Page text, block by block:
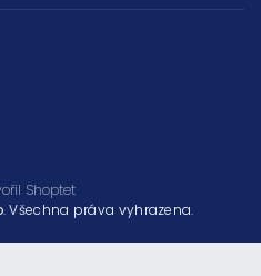
Shoptet
. Všechna práva vyhrazena.